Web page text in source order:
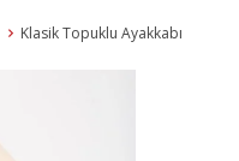
Klasik Topuklu Ayakkabı